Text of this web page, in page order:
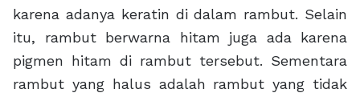
karena adanya keratin di dalam rambut. Selain
itu, rambut berwarna hitam juga ada karena
pigmen hitam di rambut tersebut. Sementara
rambut yang halus adalah rambut yang tidak